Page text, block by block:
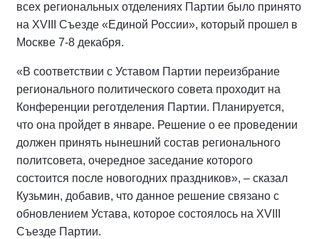
всех региональных отделениях Партии было принято
на XVIII Съезде «Единой России», который прошел в
Москве 7-8 декабря.
«В соответствии с Уставом Партии переизбрание
регионального политического совета проходит на
Конференции реготделения Партии. Планируется,
что она пройдет в январе. Решение о ее проведении
должен принять нынешний состав регионального
политсовета, очередное заседание которого
состоится после новогодних праздников», – сказал
Кузьмин, добавив, что данное решение связано с
обновлением Устава, которое состоялось на XVIII
Съезде Партии.